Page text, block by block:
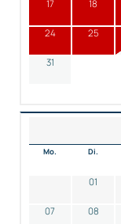
17 18
24 25
31
Mo. Di.
01
07 08